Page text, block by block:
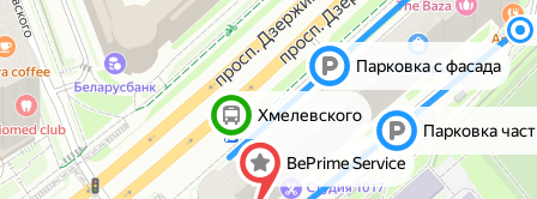
Отправляя форму, высоглашаетесьс политикой обработки
персональных данных